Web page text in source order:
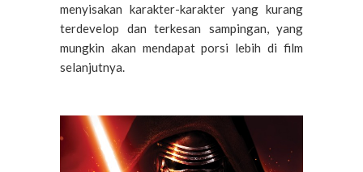
menyisakan karakter-karakter yang kurang
terdevelop dan terkesan sampingan, yang
mungkin akan mendapat porsi lebih di film
selanjutnya.